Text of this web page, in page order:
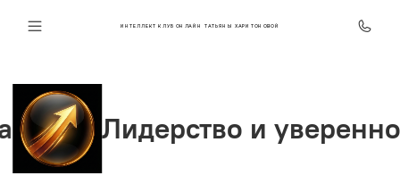
ИНТЕЛЛЕКТ КЛУБ ОНЛАЙН ТАТЬЯНЫ ХАРИТОНОВОЙ
и уверенность